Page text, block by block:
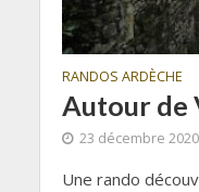
RANDOS ARDÈCHE
Autour de
23 décembre 2020
Une rando